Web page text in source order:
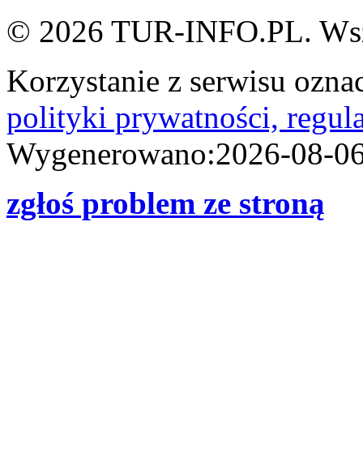
© 2026 TUR-INFO.PL.
Korzystanie z serwisu
polityki prywatności,
Wygenerowano:2026-08-
zgłoś problem ze stroną